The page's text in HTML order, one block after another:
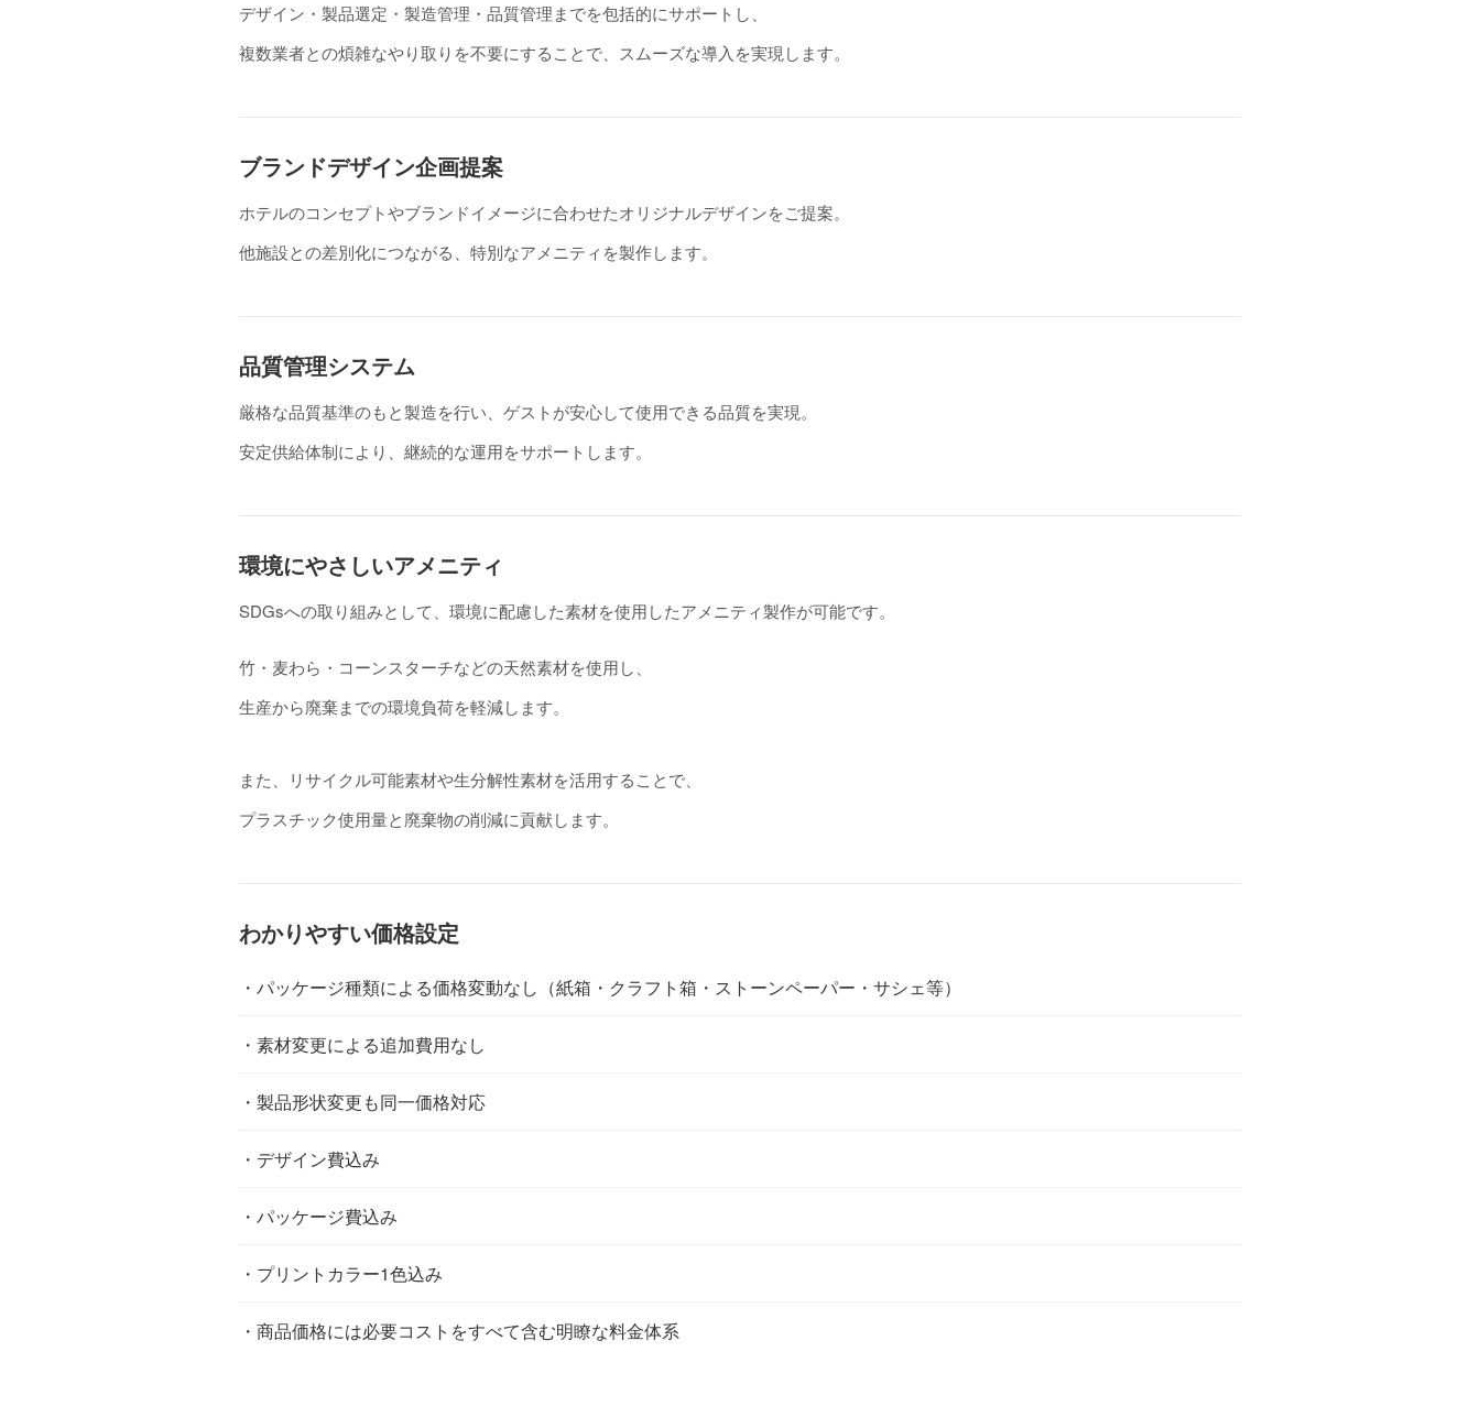
デザイン・製品選定・製造管理・品質管理までを包括的にサポートし、
複数業者との煩雑なやり取りを不要にすることで、スムーズな導入を実現します。
ブランドデザイン企画提案
ホテルのコンセプトやブランドイメージに合わせたオリジナルデザインをご提案。
他施設との差別化につながる、特別なアメニティを製作します。
品質管理システム
厳格な品質基準のもと製造を行い、ゲストが安心して使用できる品質を実現。
安定供給体制により、継続的な運用をサポートします。
環境にやさしいアメニティ
SDGsへの取り組みとして、環境に配慮した素材を使用したアメニティ製作が可能です。
竹・麦わら・コーンスターチなどの天然素材を使用し、
生産から廃棄までの環境負荷を軽減します。
また、リサイクル可能素材や生分解性素材を活用することで、
プラスチック使用量と廃棄物の削減に貢献します。
わかりやすい価格設定
・パッケージ種類による価格変動なし（紙箱・クラフト箱・ストーンペーパー・サシェ等）
・素材変更による追加費用なし
・製品形状変更も同一価格対応
・デザイン費込み
・パッケージ費込み
・プリントカラー1色込み
・商品価格には必要コストをすべて含む明瞭な料金体系